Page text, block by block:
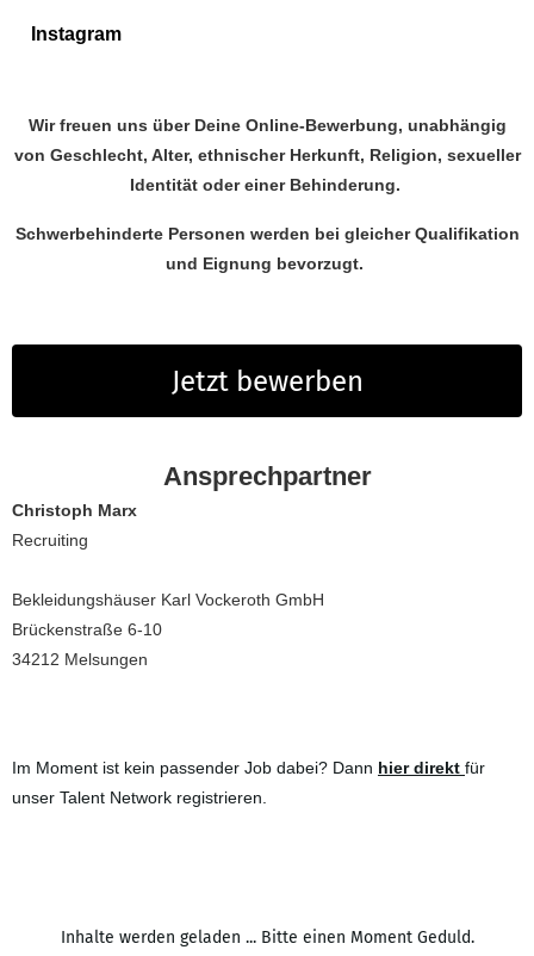
Instagram
Wir freuen uns über Deine Online-Bewerbung, unabhängig
von Geschlecht, Alter, ethnischer Herkunft, Religion, sexueller
Identität oder einer Behinderung.
Schwerbehinderte Personen werden bei gleicher Qualifikation
und Eignung bevorzugt.
Jetzt bewerben
Ansprechpartner
Christoph Marx
Recruiting
Bekleidungshäuser Karl Vockeroth GmbH
Brückenstraße 6-10
34212 Melsungen
Im Moment ist kein passender Job dabei? Dann hier direkt für
unser Talent Network registrieren.
Inhalte werden geladen ... Bitte einen Moment Geduld.